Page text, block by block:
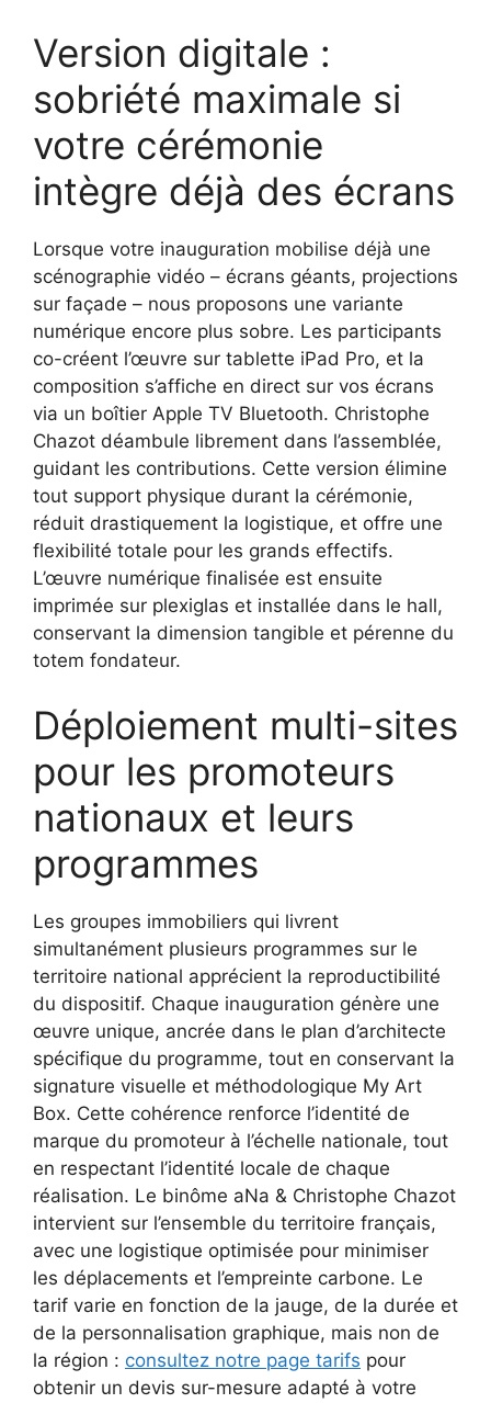
Version digitale :
sobriété maximale si
votre cérémonie
intègre déjà des écrans
Lorsque votre inauguration mobilise déjà une
scénographie vidéo – écrans géants, projections
sur façade – nous proposons une variante
numérique encore plus sobre. Les participants
co-créent l’œuvre sur tablette iPad Pro, et la
composition s’affiche en direct sur vos écrans
via un boîtier Apple TV Bluetooth. Christophe
Chazot déambule librement dans l’assemblée,
guidant les contributions. Cette version élimine
tout support physique durant la cérémonie,
réduit drastiquement la logistique, et offre une
flexibilité totale pour les grands effectifs.
L’œuvre numérique finalisée est ensuite
imprimée sur plexiglas et installée dans le hall,
conservant la dimension tangible et pérenne du
totem fondateur.
Déploiement multi-sites
pour les promoteurs
nationaux et leurs
programmes
Les groupes immobiliers qui livrent
simultanément plusieurs programmes sur le
territoire national apprécient la reproductibilité
du dispositif. Chaque inauguration génère une
œuvre unique, ancrée dans le plan d’architecte
spécifique du programme, tout en conservant la
signature visuelle et méthodologique My Art
Box. Cette cohérence renforce l’identité de
marque du promoteur à l’échelle nationale, tout
en respectant l’identité locale de chaque
réalisation. Le binôme aNa & Christophe Chazot
intervient sur l’ensemble du territoire français,
avec une logistique optimisée pour minimiser
les déplacements et l’empreinte carbone. Le
tarif varie en fonction de la jauge, de la durée et
de la personnalisation graphique, mais non de
la région : consultez notre page tarifs pour
obtenir un devis sur-mesure adapté à votre